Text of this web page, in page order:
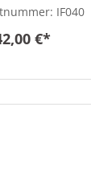
IF040
€*